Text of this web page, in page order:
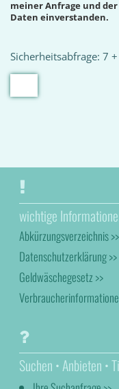
meiner Anfrage und
Daten einverstanden.
Sicherheitsabfrage: 7
wichtige
Abkürzungsverzeichnis >>
Datenschutzerklärung >>
Geldwäschegesetz >>
Suchen • Anbieten •